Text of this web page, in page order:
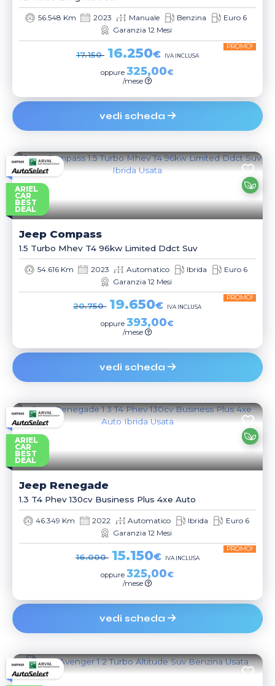
56.548 Km 2023 Manuale Benzina
Euro 6
Garanzia 12 Mesi
17.150 16.250€
PROMO!
IVA INCLUSA
oppure325,00€
/mese
vedi scheda
ARIEL
CAR
BEST
DEAL
Jeep Compass
1.5 Turbo Mhev T4 96kw Limited Ddct Suv
54.616 Km 2023 Automatico Ibrida
Euro 6
Garanzia 12 Mesi
20.750 19.650€
PROMO!
IVA INCLUSA
oppure393,00€
/mese
vedi scheda
ARIEL
CAR
BEST
DEAL
Jeep Renegade
1.3 T4 Phev 130cv Business Plus 4xe Auto
46.349 Km 2022 Automatico Ibrida
Euro 6
Garanzia 12 Mesi
16.000 15.150€
PROMO!
IVA INCLUSA
oppure325,00€
/mese
vedi scheda